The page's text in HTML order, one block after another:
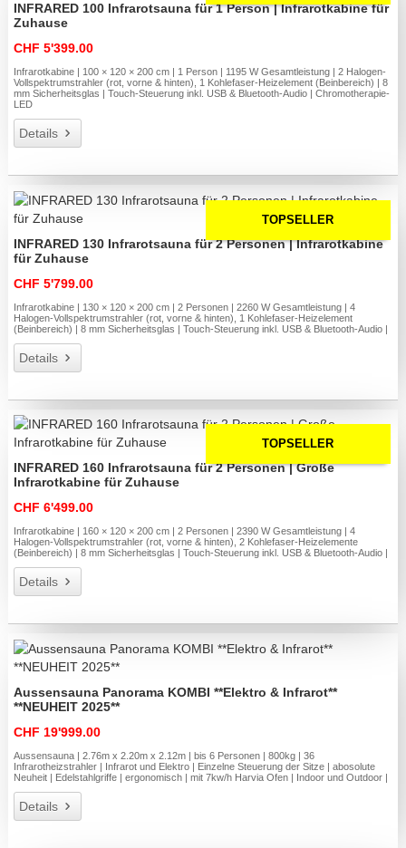
INFRARED 100 Infrarotsauna für 1 Person | Infrarotkabine für
Zuhause
CHF 5'399.00
Infrarotkabine | 100 × 120 × 200 cm | 1 Person | 1195 W Gesamtleistung | 2 Halogen-
Vollspektrumstrahler (rot, vorne & hinten), 1 Kohlefaser-Heizelement (Beinbereich) | 8
mm Sicherheitsglas | Touch-Steuerung inkl. USB & Bluetooth-Audio | Chromotherapie-
LED
Details
TOPSELLER
INFRARED 130 Infrarotsauna für 2 Personen | Infrarotkabine
für Zuhause
CHF 5'799.00
Infrarotkabine | 130 × 120 × 200 cm | 2 Personen | 2260 W Gesamtleistung | 4
Halogen-Vollspektrumstrahler (rot, vorne & hinten), 1 Kohlefaser-Heizelement
(Beinbereich) | 8 mm Sicherheitsglas | Touch-Steuerung inkl. USB & Bluetooth-Audio |
Details
TOPSELLER
INFRARED 160 Infrarotsauna für 2 Personen | Große
Infrarotkabine für Zuhause
CHF 6'499.00
Infrarotkabine | 160 × 120 × 200 cm | 2 Personen | 2390 W Gesamtleistung | 4
Halogen-Vollspektrumstrahler (rot, vorne & hinten), 2 Kohlefaser-Heizelemente
(Beinbereich) | 8 mm Sicherheitsglas | Touch-Steuerung inkl. USB & Bluetooth-Audio |
Details
Aussensauna Panorama KOMBI **Elektro & Infrarot**
**NEUHEIT 2025**
CHF 19'999.00
Aussensauna | 2.76m x 2.20m x 2.12m | bis 6 Personen | 800kg | 36
Infrarotheizstrahler | Infrarot und Elektro | Einzelne Steuerung der Sitze | abosolute
Neuheit | Edelstahlgriffe | ergonomisch | mit 7kw/h Harvia Ofen | Indoor und Outdoor |
Details